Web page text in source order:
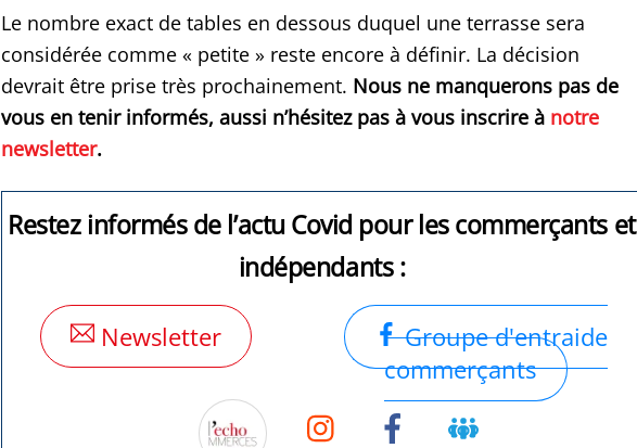
Le nombre exact de tables en dessous duquel une terrasse sera
considérée comme « petite » reste encore à définir. La décision
devrait être prise très prochainement. Nous ne manquerons pas de
vous en tenir informés, aussi n’hésitez pas à vous inscrire à notre
newsletter.
Restez informés de l’actu Covid pour les commerçants et
indépendants :
Newsletter
Groupe d'entraide
commerçants
InstagramFacebook